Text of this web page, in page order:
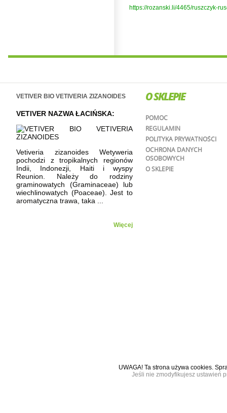
https://rozanski.li/4465/ruszczyk-
VETIVER BIO VETIVERIA ZIZANOIDES
VETIVER NAZWA ŁACIŃSKA:
Vetiveria zizanoides Wetyweria
pochodzi z tropikalnych regionów
Indii, Indonezji, Haiti i wyspy
Reunion. Należy do rodziny
graminowatych (Graminaceae) lub
wiechlinowatych (Poaceae). Jest to
aromatyczna trawa, taka ...
Więcej
O SKLEPIE
POMOC
REGULAMIN
POLITYKA PRYWATNOŚCI
OCHRONA DANYCH
OSOBOWYCH
O SKLEPIE
UWAGA! Ta strona używa cookies.
Jeśli nie zmodyfikujesz ustawień